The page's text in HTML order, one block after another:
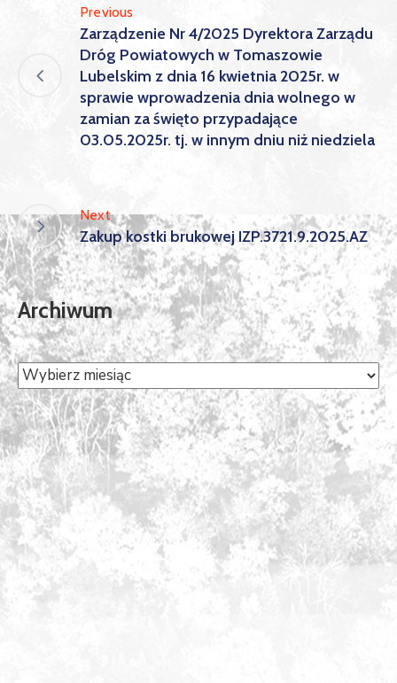
Previous
Zarządzenie Nr 4/2025 Dyrektora Zarządu
Dróg Powiatowych w Tomaszowie
Lubelskim z dnia 16 kwietnia 2025r. w
sprawie wprowadzenia dnia wolnego w
zamian za święto przypadające
03.05.2025r. tj. w innym dniu niż niedziela
Next
Zakup kostki brukowej IZP.3721.9.2025.AZ
Archiwum